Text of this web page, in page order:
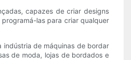
capazes de criar designs
las para criar qualquer
indústria de máquinas de bordar
de moda, lojas de bordados e